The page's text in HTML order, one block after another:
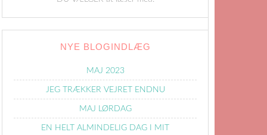
NYE BLOGINDLÆG
MAJ 2023
JEG TRÆKKER VEJRET ENDNU
MAJ LØRDAG
EN HELT ALMINDELIG DAG I MIT